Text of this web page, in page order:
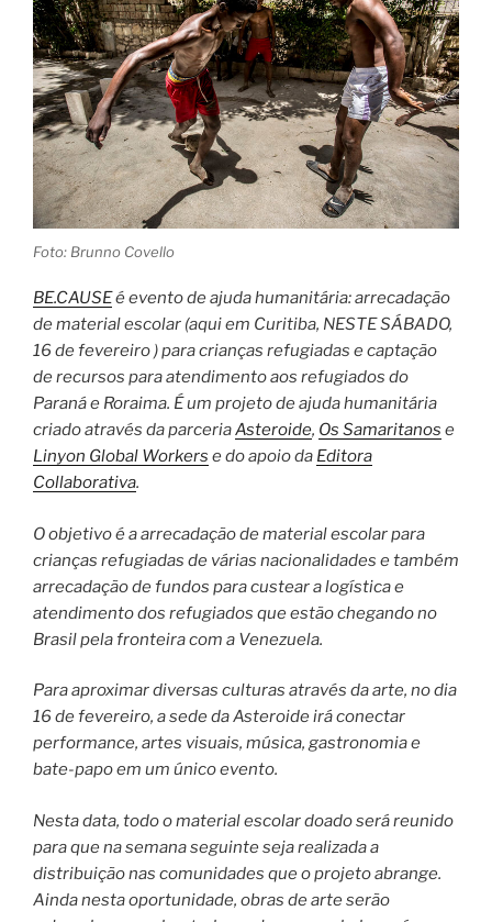
Foto: Brunno Covello
BE.CAUSEé evento de ajuda humanitária: arrecadação
de material escolar (aqui em Curitiba, NESTE SÁBADO,
16 de fevereiro ) para crianças refugiadas e captação
de recursos para atendimento aos refugiados do
Paraná e Roraima. É um projeto de ajuda humanitária
criado através da parceriaAsteroide, Os Samaritanos e
Linyon Global Workers e do apoio da Editora
Collaborativa.
O objetivo é a arrecadação de material escolar para
crianças refugiadas de várias nacionalidades e também
arrecadação de fundos para custear a logística e
atendimento dos refugiados que estão chegando no
Brasil pela fronteira com a Venezuela.
Para aproximar diversas culturas através da arte, no dia
16 de fevereiro, a sede da Asteroide irá conectar
performance, artes visuais, música, gastronomia e
bate-papo em um único evento.
Nesta data, todo o material escolar doado será reunido
para que na semana seguinte seja realizada a
distribuição nas comunidades que o projeto abrange.
Ainda nesta oportunidade, obras de arte serão